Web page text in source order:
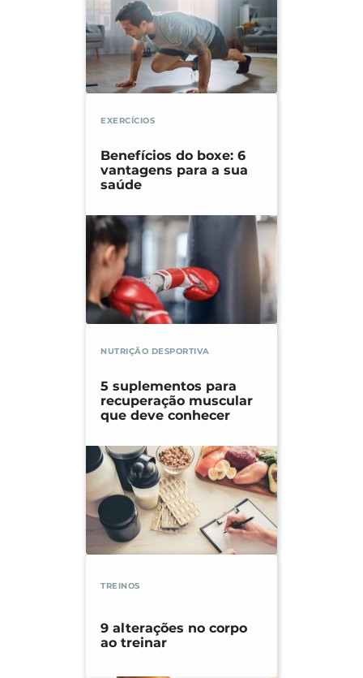
EXERCÍCIOS
Benefícios do boxe: 6
vantagens para a sua
saúde
NUTRIÇÃO DESPORTIVA
5 suplementos para
recuperação muscular
que deve conhecer
TREINOS
9 alterações no corpo
ao treinar